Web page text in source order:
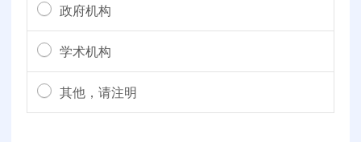
政府机构
学术机构
其他，请注明